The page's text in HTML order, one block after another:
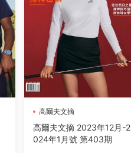
高爾夫文摘
高爾夫文摘 2023年12月-2
024年1月號 第403期